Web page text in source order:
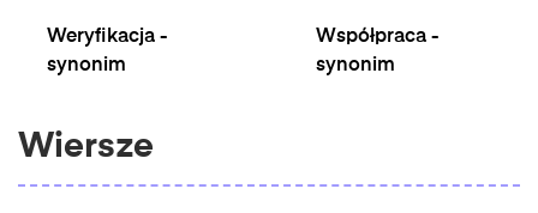
Weryfikacja -
synonim
Współpraca -
synonim
Wiersze